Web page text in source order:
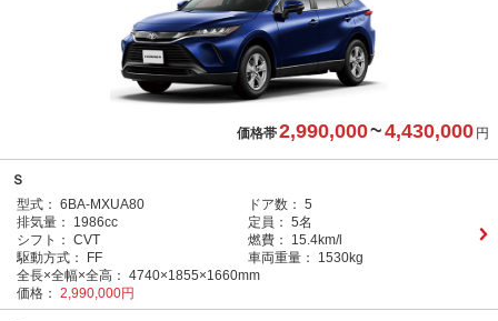
価格帯2,990,000~4,430,000 円
Ｓ
型式： 6BA-MXUA80 ドア数： 5
排気量：
1986cc 定員： 5名
シフト： CVT 燃費：
15.4km/l
駆動方式：
FF 車両重量：
1530kg
全長×全幅×全高： 4740×1855×1660mm
価格： 2,990,000円